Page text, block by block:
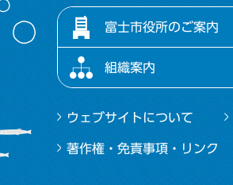
富士市役所のご案内
組織案内
ウェブサイトについて
著作権・免責事項・リンク